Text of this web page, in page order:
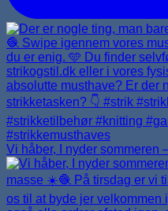
Vi håber, I nyder sommeren